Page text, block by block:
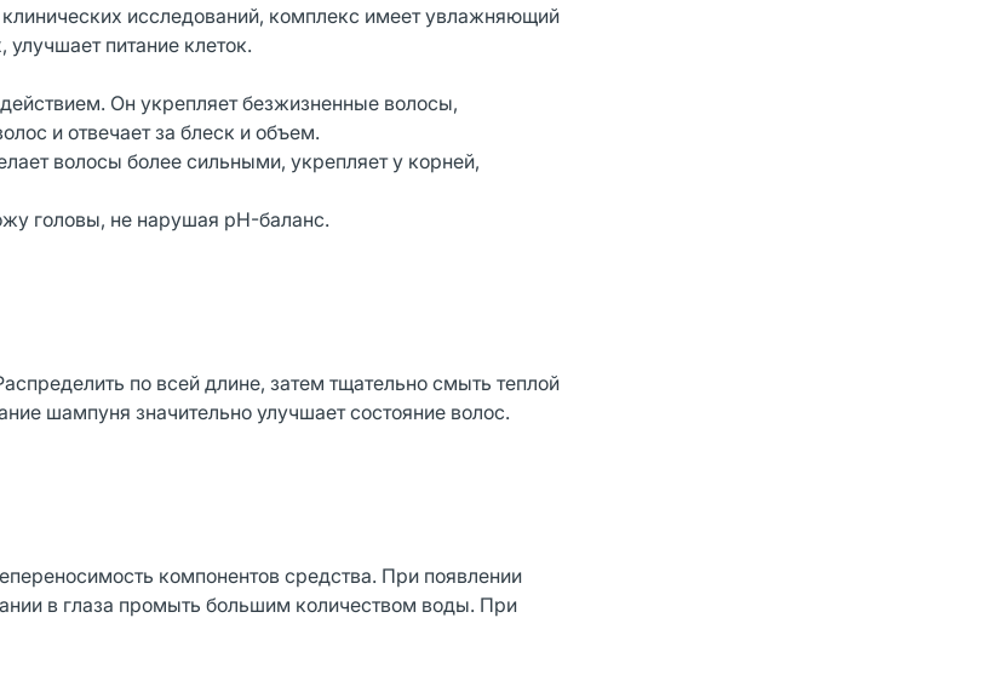
исследований, комплекс имеет увлажняющий
питание клеток.
Он укрепляет безжизненные волосы,
и отвечает за блеск и объем.
волосы более сильными, укрепляет у корней,
не нарушая pH-баланс.
по всей длине, затем тщательно смыть теплой
шампуня значительно улучшает состояние волос.
компонентов средства. При появлении
в глаза промыть большим количеством воды. При